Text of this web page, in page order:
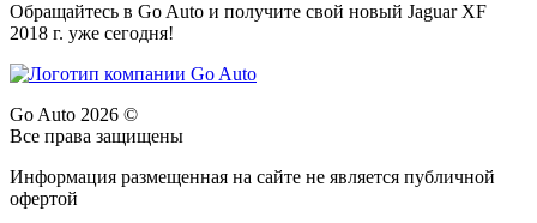
Обращайтесь в Go Auto и получите свой новый Jaguar XF
2018 г. уже сегодня!
Go Auto 2026 ©
Все права защищены
Информация размещенная на сайте не является публичной
офертой